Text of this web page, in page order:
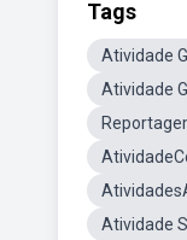
Tags
Atividade
Atividade
Atividade